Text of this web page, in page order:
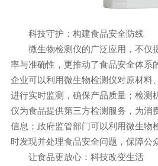
科技守护：构建食品安全防线
微生物检测仪的广泛应用，不仅
率与准确性，更推动了食品安全体系
企业可以利用微生物检测仪对原材料
进行实时监测，确保产品质量；检测
仪为食品提供第三方检测服务，为消
信息；政府监管部门可以利用微生物
时发现并处理食品安全问题，保障公
让食品更放心：科技改变生活